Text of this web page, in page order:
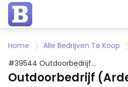
Home
Alle Bedrijven Te Koop
#39544 Outdoorbedrijf
(Ardennen)
Outdoorbedrijf